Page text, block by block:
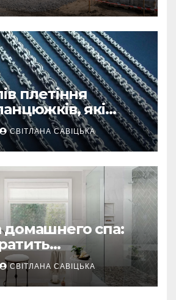
плетіння
які
СВІТЛАНА САВІЦЬКА
домашнего спа:
гигиену в
СВІТЛАНА САВІЦЬКА